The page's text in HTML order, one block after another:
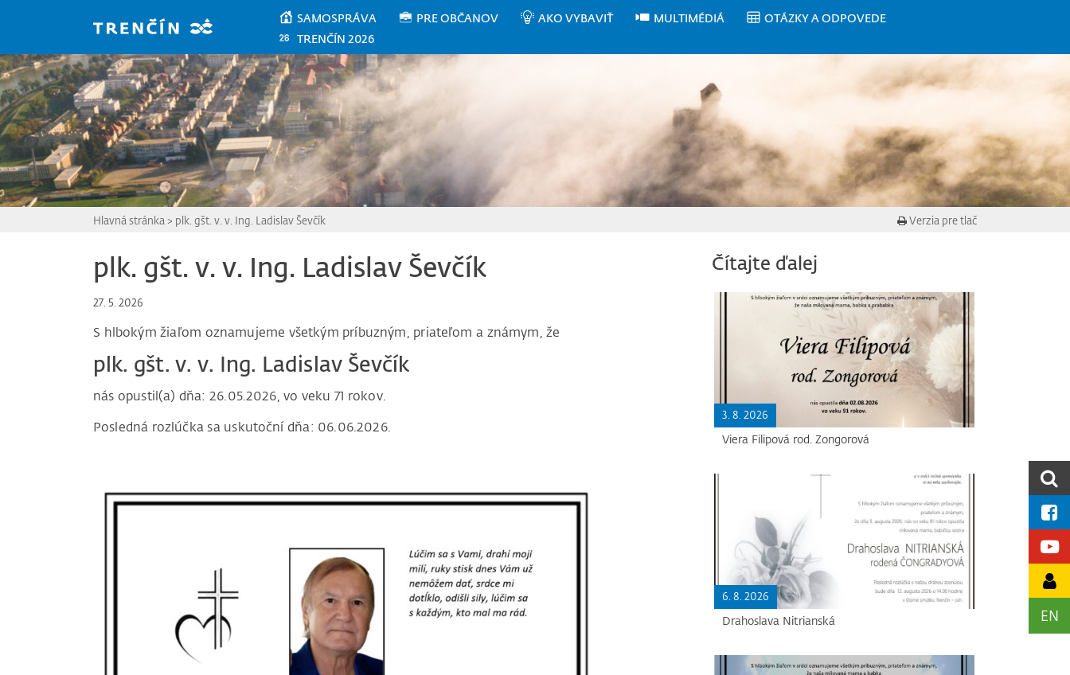
SAMOSPRÁVA PRE OBČANOV AKO VYBAVIŤ MULTIMÉDIÁ
OTÁZKY A ODPOVEDE
TRENČÍN 2026
EN
Hlavná stránka > plk. gšt. v. v. Ing. Ladislav Ševčík Verzia pre tlač
plk. gšt. v. v. Ing. Ladislav Ševčík
27. 5. 2026
S hlbokým žiaľom oznamujeme všetkým príbuzným, priateľom a známym, že
plk. gšt. v. v. Ing. Ladislav Ševčík
nás opustil(a) dňa: 26.05.2026, vo veku 71 rokov.
Posledná rozlúčka sa uskutoční dňa: 06.06.2026.
Čítajte ďalej
3. 8. 2026
Viera Filipová rod. Zongorová
6. 8. 2026
Drahoslava Nitrianská